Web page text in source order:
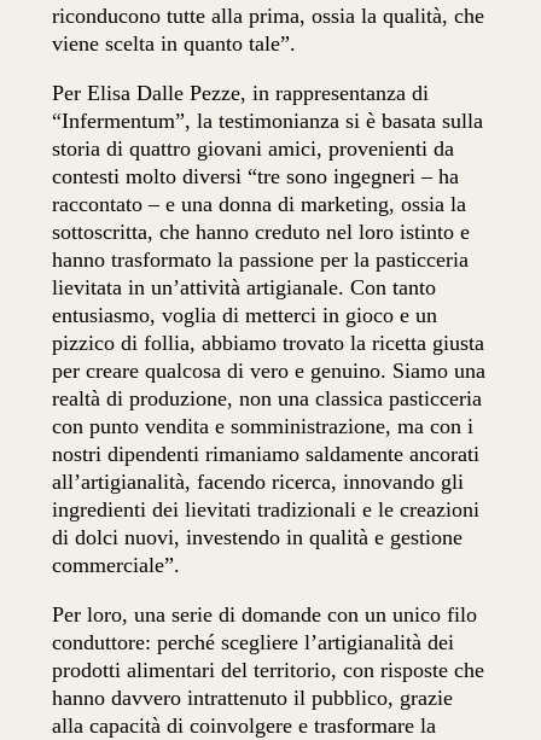
riconducono tutte alla prima, ossia la qualità, che
viene scelta in quanto tale”.
Per Elisa Dalle Pezze, in rappresentanza di
“Infermentum”, la testimonianza si è basata sulla
storia di quattro giovani amici, provenienti da
contesti molto diversi “tre sono ingegneri – ha
raccontato – e una donna di marketing, ossia la
sottoscritta, che hanno creduto nel loro istinto e
hanno trasformato la passione per la pasticceria
lievitata in un’attività artigianale. Con tanto
entusiasmo, voglia di metterci in gioco e un
pizzico di follia, abbiamo trovato la ricetta giusta
per creare qualcosa di vero e genuino. Siamo una
realtà di produzione, non una classica pasticceria
con punto vendita e somministrazione, ma con i
nostri dipendenti rimaniamo saldamente ancorati
all’artigianalità, facendo ricerca, innovando gli
ingredienti dei lievitati tradizionali e le creazioni
di dolci nuovi, investendo in qualità e gestione
commerciale”.
Per loro, una serie di domande con un unico filo
conduttore: perché scegliere l’artigianalità dei
prodotti alimentari del territorio, con risposte che
hanno davvero intrattenuto il pubblico, grazie
alla capacità di coinvolgere e trasformare la